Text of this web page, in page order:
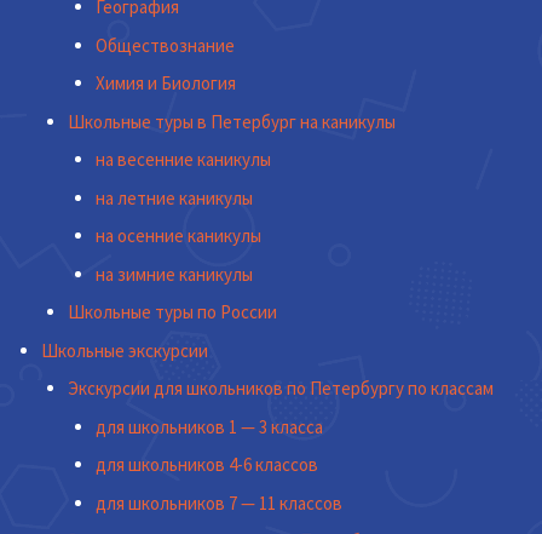
География
Обществознание
Химия и Биология
Школьные туры в Петербург на каникулы
на весенние каникулы
на летние каникулы
на осенние каникулы
на зимние каникулы
Школьные туры по России
Школьные экскурсии
Экскурсии для школьников по Петербургу по классам
для школьников 1 — 3 класса
для школьников 4-6 классов
для школьников 7 — 11 классов